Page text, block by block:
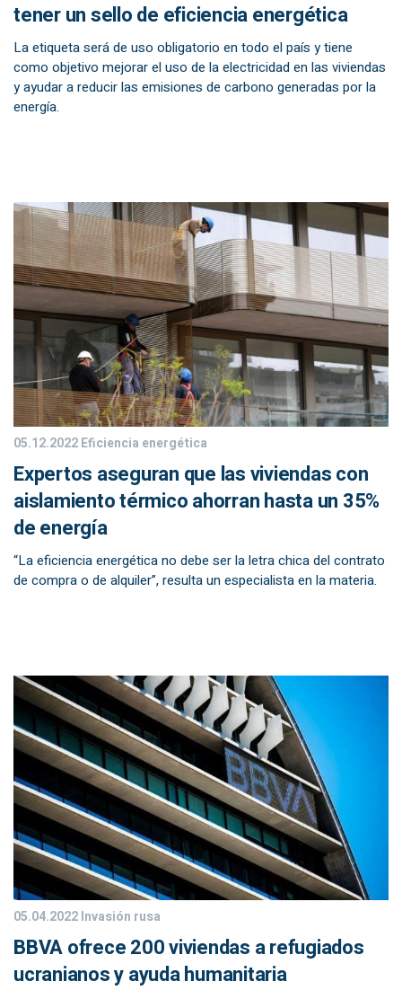
tener un sello de eficiencia energética
La etiqueta será de uso obligatorio en todo el país y tiene
como objetivo mejorar el uso de la electricidad en las viviendas
y ayudar a reducir las emisiones de carbono generadas por la
energía.
05.12.2022Eficiencia energética
Expertos aseguran que las viviendas con
aislamiento térmico ahorran hasta un 35%
de energía
“La eficiencia energética no debe ser la letra chica del contrato
de compra o de alquiler”, resulta un especialista en la materia.
05.04.2022Invasión rusa
BBVA ofrece 200 viviendas a refugiados
ucranianos y ayuda humanitaria